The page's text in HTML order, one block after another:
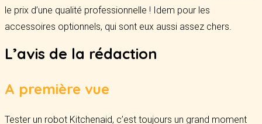
le prix d’une qualité professionnelle ! Idem pour les
accessoires optionnels, qui sont eux aussi assez chers.
L’avis de la rédaction
A première vue
Tester un robot Kitchenaid, c’est toujours un grand moment